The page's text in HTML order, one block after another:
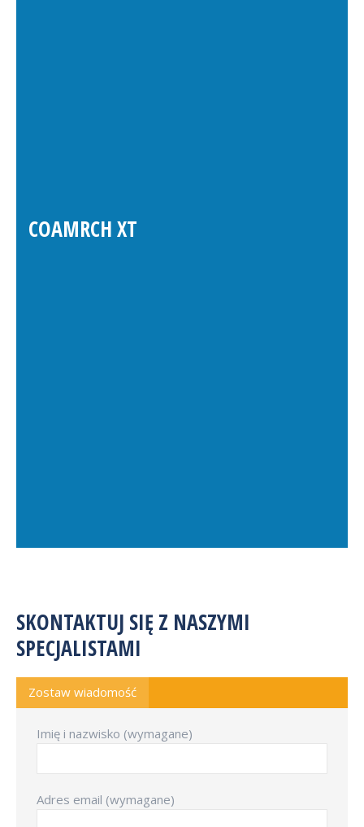
COAMRCH XT
SKONTAKTUJ SIĘ Z NASZYMI
SPECJALISTAMI
Zostaw wiadomość
Imię i nazwisko (wymagane)
Adres email (wymagane)